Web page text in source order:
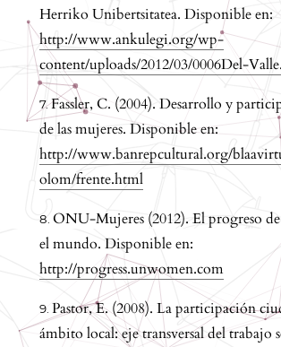
Herriko Unibertsitatea. Disponible en:
http://www.ankulegi.org/wp-
content/uploads/2012/03/0006Del-
Fassler, C. (2004). Desarrollo y
de las mujeres. Disponible en:
http://www.banrepcultural.org/
olom/frente.html
ONU-Mujeres (2012). El progreso de
el mundo. Disponible en:
http://progress.unwomen.com
Pastor, E. (2008). La participación
ámbito local: eje transversal del trabajo